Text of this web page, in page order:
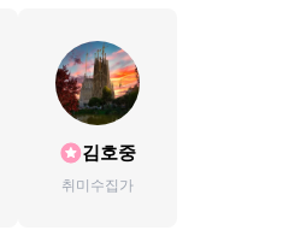
김호중
취미수집가